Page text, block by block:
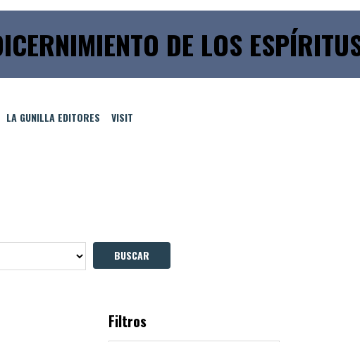
DE LOS
LA GUNILLA EDITORES VISIT
Filtros